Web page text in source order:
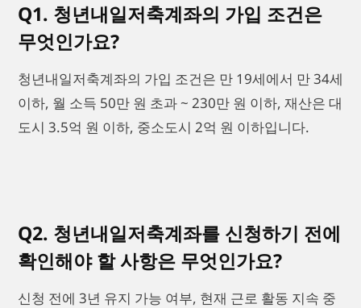
Q1. 청년내일저축계좌의 가입 조건은
무엇인가요?
청년내일저축계좌의 가입 조건은 만 19세에서 만 34세
이하, 월 소득 50만 원 초과 ~ 230만 원 이하, 재산은 대
도시 3.5억 원 이하, 중소도시 2억 원 이하입니다.
Q2. 청년내일저축계좌를 신청하기 전에
확인해야 할 사항은 무엇인가요?
신청 전에 3년 유지 가능 여부, 현재 근로 활동 지속 중